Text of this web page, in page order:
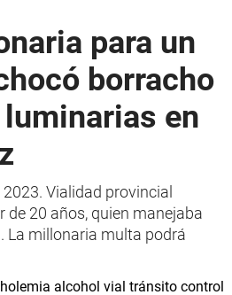
para un
borracho
en
Vialidad provincial
20 años, quien manejaba
La millonaria multa podrá